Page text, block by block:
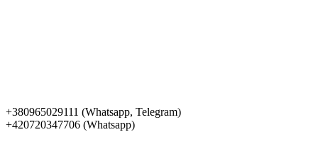
+380965029111 (Whatsapp, Telegram)
+420720347706 (Whatsapp)